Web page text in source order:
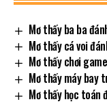
Mơ thấy ba ba
Mơ thấy cá voi
Mơ thấy chơi
Mơ thấy máy bay
Mơ thấy học toán